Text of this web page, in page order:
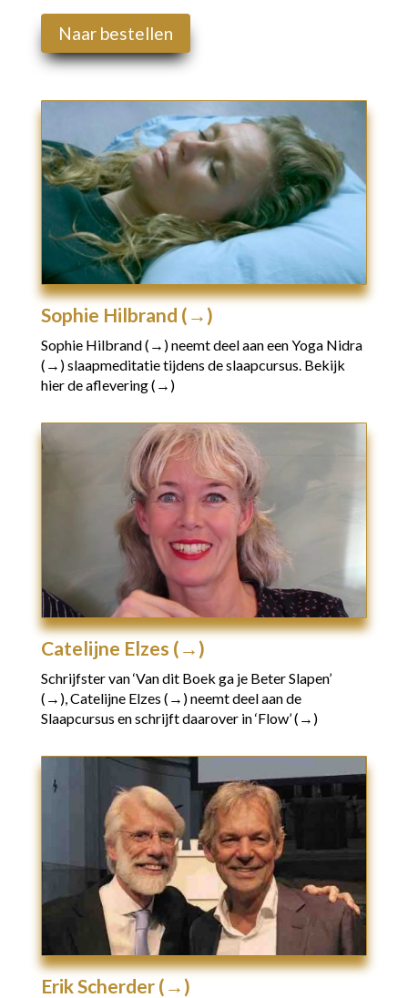
Naar bestellen
Sophie Hilbrand (→)
Sophie Hilbrand (→)neemt deel aan eenYoga Nidra
(→)slaapmeditatie tijdens de slaapcursus.Bekijk
hier de aflevering (→)
Catelijne Elzes (→)
Schrijfster van‘Van dit Boek ga je Beter Slapen’
(→),Catelijne Elzes (→)neemt deel aan de
Slaapcursus en schrijft daarover in‘Flow’ (→)
Erik Scherder (→)